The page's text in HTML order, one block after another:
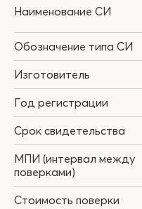
Наименование СИ
Обозначение типа СИ
Изготовитель
Год регистрации
Срок свидетельства
МПИ (интервал между
поверками)
Стоимость поверки